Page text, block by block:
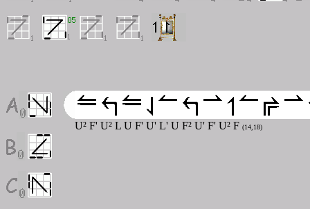
U² F' U² L U F' U' L' U F² U' F' U² F (14,18)